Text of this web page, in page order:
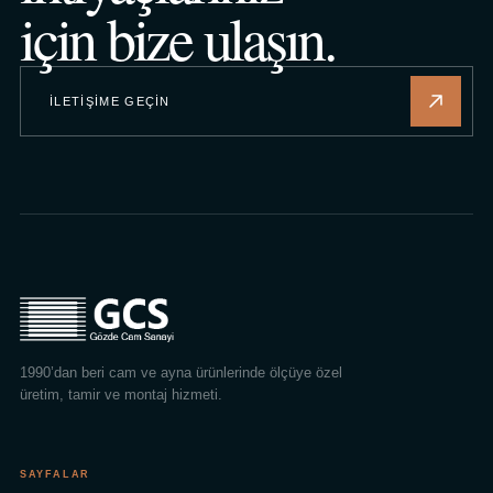
için bize ulaşın.
İLETIŞIME GEÇIN
1990’dan beri cam ve ayna ürünlerinde ölçüye özel
üretim, tamir ve montaj hizmeti.
SAYFALAR